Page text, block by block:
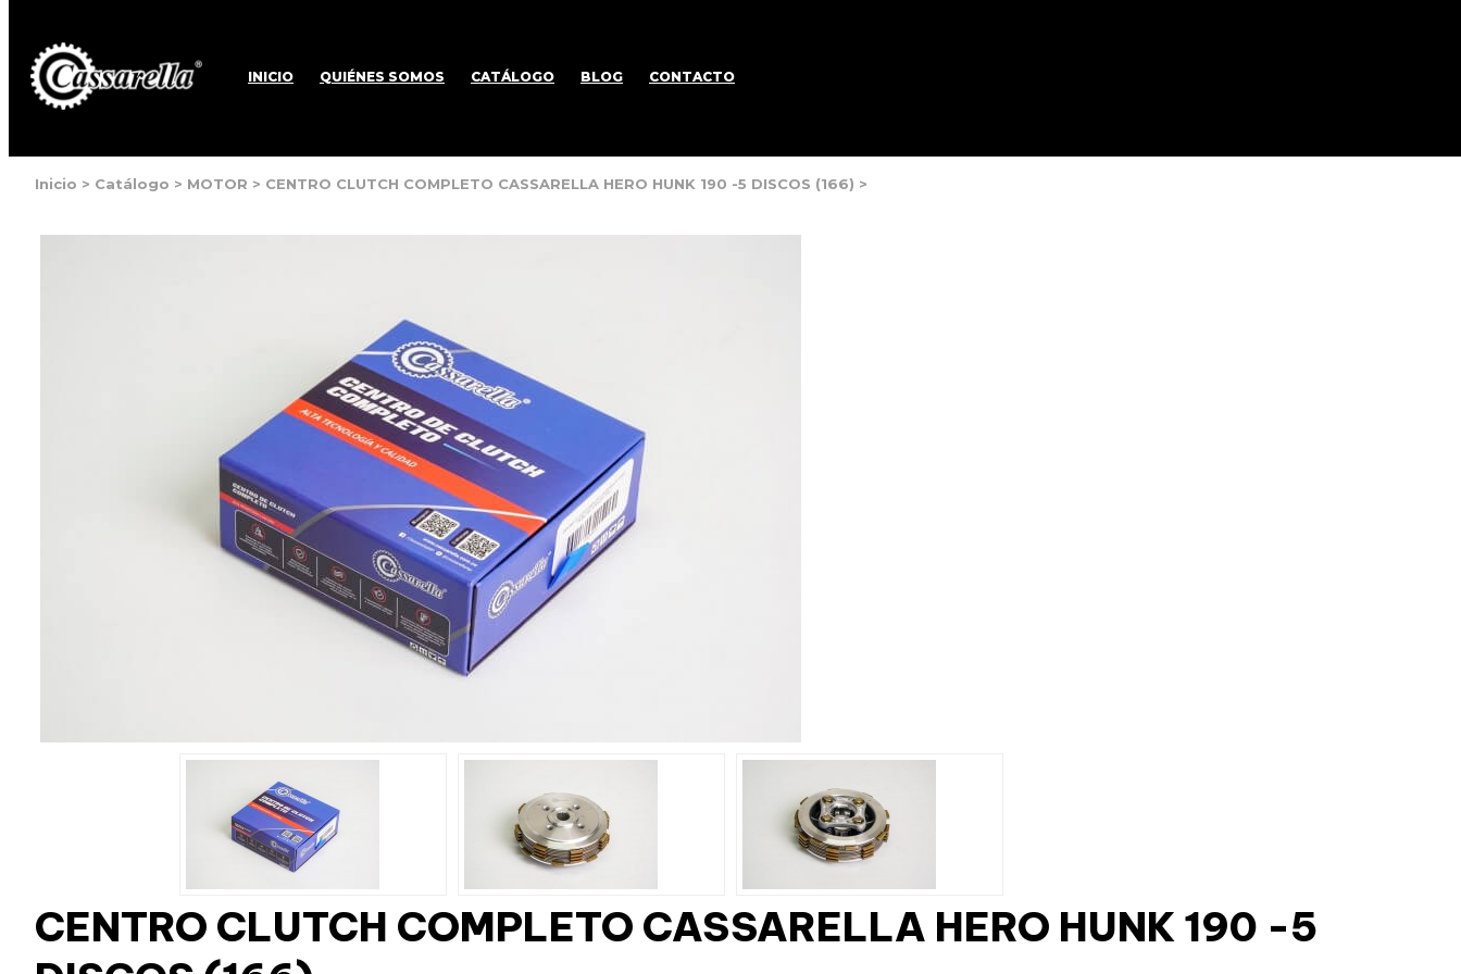
INICIO QUIÉNES SOMOS CATÁLOGO BLOG CONTACTO
Inicio > Catálogo > MOTOR > CENTRO CLUTCH COMPLETO CASSARELLA HERO HUNK 190 -5 DISCOS (166) >
CENTRO CLUTCH COMPLETO CASSARELLA HERO HUNK 190 -5